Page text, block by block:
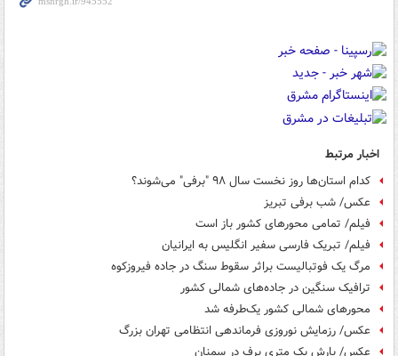
اخبار مرتبط
کدام استان‌ها روز نخست سال ۹۸ "برفی" می‌شوند؟
عکس/ شب برفی تبریز
فیلم/ تمامی محورهای کشور باز است
فیلم/ تبریک فارسی سفیر انگلیس به ایرانیان
مرگ یک فوتبالیست براثر سقوط سنگ در جاده فیروزکوه
ترافیک سنگین در جاده‌های شمالی کشور
محورهای شمالی کشور یک‌طرفه شد
عکس/ رزمایش نوروزی فرماندهی انتظامی تهران بزرگ
عکس/ بارش یک متری برف در سمنان